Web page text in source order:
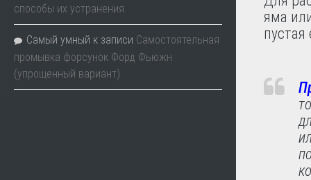
яма
способы их устранения
Самый умный к записи Самостоятельная
промывка форсунок Форд Фьюжн
(упрощенный вариант)